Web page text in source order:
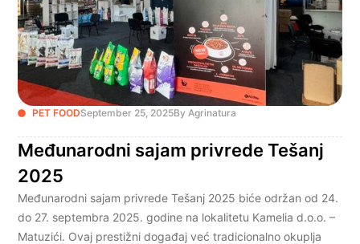
PET FOODSeptember 25, 2025By Agrinatura
Međunarodni sajam privrede Tešanj
2025
Međunarodni sajam privrede Tešanj 2025 biće održan od 24.
do 27. septembra 2025. godine na lokalitetu Kamelia d.o.o. –
Matuzići. Ovaj prestižni događaj već tradicionalno okuplja